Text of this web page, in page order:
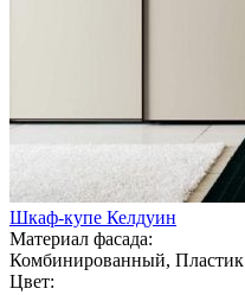
Шкаф-купе Келдуин
Материал фасада:
Комбинированный, Пластик
Цвет: